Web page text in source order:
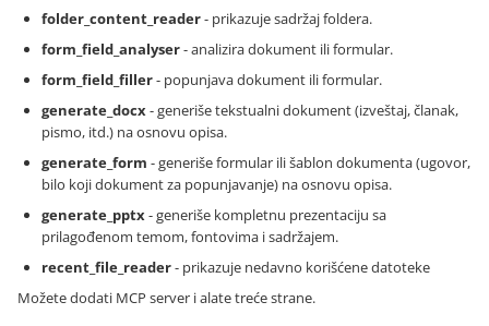
folder_content_reader- prikazuje sadržaj foldera.
form_field_analyser- analizira dokument ili formular.
form_field_filler- popunjava dokument ili formular.
generate_docx- generiše tekstualni dokument (izveštaj, članak,
pismo, itd.) na osnovu opisa.
generate_form - generiše formular ili šablon dokumenta (ugovor,
bilo koji dokument za popunjavanje) na osnovu opisa.
generate_pptx- generiše kompletnu prezentaciju sa
prilagođenom temom, fontovima i sadržajem.
recent_file_reader- prikazuje nedavno korišćene datoteke
Možete dodati MCP server i alate treće strane.